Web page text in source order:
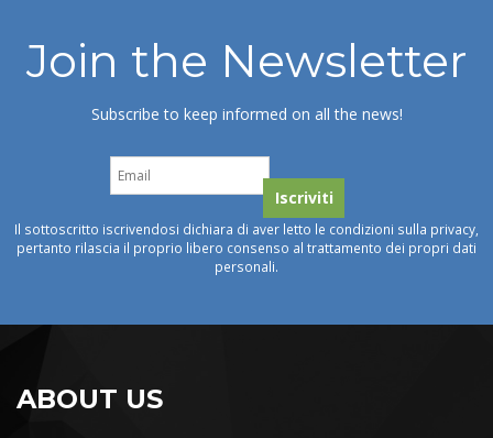
Join the Newsletter
Subscribe to keep informed on all the news!
Il sottoscritto iscrivendosi dichiara di aver letto le condizioni sulla privacy,
pertanto rilascia il proprio libero consenso al trattamento dei propri dati
personali.
ABOUT US